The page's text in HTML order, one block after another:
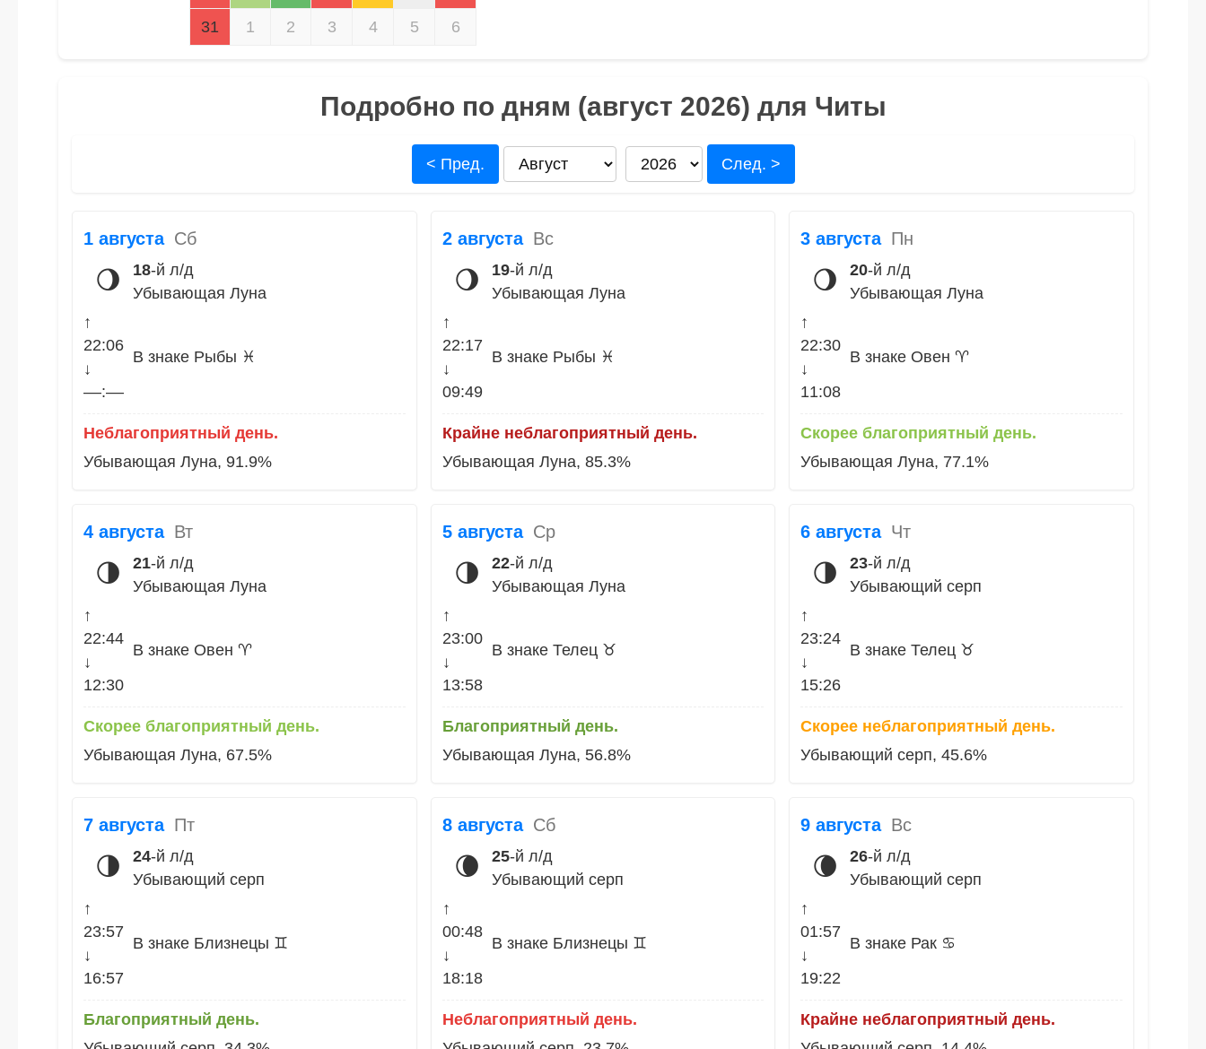
31 1 2 3 4 5 6
Подробно по дням (август 2026) для Читы
< Пред. След. >
1 августа Сб
🌖 18-й л/д
Убывающая Луна
↑
22:06
↓
––:––
В знаке Рыбы ♓
Неблагоприятный день.
Убывающая Луна, 91.9%
2 августа Вс
🌖 19-й л/д
Убывающая Луна
↑
22:17
↓
09:49
В знаке Рыбы ♓
Крайне неблагоприятный день.
Убывающая Луна, 85.3%
3 августа Пн
🌖 20-й л/д
Убывающая Луна
↑
22:30
↓
11:08
В знаке Овен ♈
Скорее благоприятный день.
Убывающая Луна, 77.1%
4 августа Вт
🌗 21-й л/д
Убывающая Луна
↑
22:44
↓
12:30
В знаке Овен ♈
Скорее благоприятный день.
Убывающая Луна, 67.5%
5 августа Ср
🌗 22-й л/д
Убывающая Луна
↑
23:00
↓
13:58
В знаке Телец ♉
Благоприятный день.
Убывающая Луна, 56.8%
6 августа Чт
🌗 23-й л/д
Убывающий серп
↑
23:24
↓
15:26
В знаке Телец ♉
Скорее неблагоприятный день.
Убывающий серп, 45.6%
7 августа Пт
🌗 24-й л/д
Убывающий серп
↑
23:57
↓
16:57
В знаке Близнецы ♊
Благоприятный день.
8 августа Сб
🌘 25-й л/д
Убывающий серп
↑
00:48
↓
18:18
В знаке Близнецы ♊
Неблагоприятный день.
9 августа Вс
🌘 26-й л/д
Убывающий серп
↑
01:57
↓
19:22
В знаке Рак ♋
Крайне неблагоприятный день.